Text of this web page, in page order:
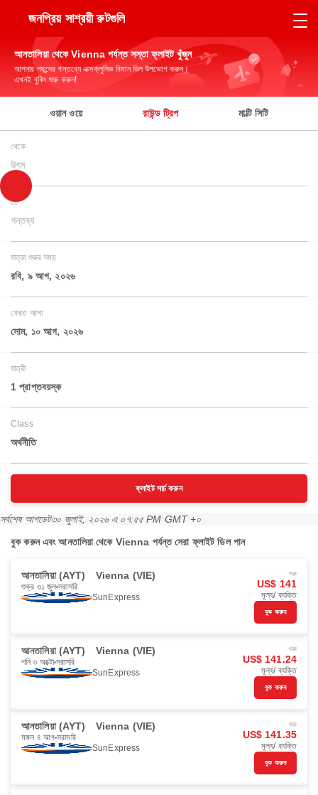
জনপ্রিয় সাশ্রয়ী রুটগুলি
আনতালিয়া থেকে Vienna পর্যন্ত সস্তা ফ্লাইট খুঁজুন
আপনার পছন্দের গন্তব্যে এক্সক্লুসিভ বিমান ডিল উপভোগ করুন।
এখনই বুকিং শুরু করুন!
ওয়ান ওয়ে রাউন্ড ট্রিপ মাল্টি সিটি
থেকে
উৎস
তে
গন্তব্য
যাত্রা শুরুর সময়
রবি, ৯ আগ, ২০২৬
ফেরত আসা
সোম, ১০ আগ, ২০২৬
যাত্রী
1 প্রাপ্তবয়স্ক
Class
অর্থনীতি
ফ্লাইট সার্চ করুন
সর্বশেষ আপডেট৩০ জুলাই, ২০২৬ এ ০৭:৫৫ PM GMT +০
বুক করুন এবং আনতালিয়া থেকে Vienna পর্যন্ত সেরা ফ্লাইট ডিল পান
আনতালিয়া (AYT) Vienna (VIE)
শুক্র ৩১ জুল সরাসরি
SunExpress
শুরু
US$ 141
মূল্য/ ব্যক্তি
বুক করুন
আনতালিয়া (AYT) Vienna (VIE)
শনি ৩ অক্টো সরাসরি
SunExpress
শুরু
US$ 141.24
মূল্য/ ব্যক্তি
বুক করুন
আনতালিয়া (AYT) Vienna (VIE)
মঙ্গল ৪ আগ সরাসরি
SunExpress
শুরু
US$ 141.35
মূল্য/ ব্যক্তি
বুক করুন